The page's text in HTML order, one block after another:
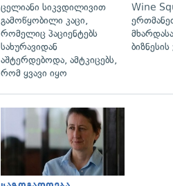
ცელიანი სიკვდილივით
გამოწყობილი კაცი,
რომელიც პაციენტებს
სახურავიდან
აშტერდებოდა, ამტკიცებს,
რომ ყვავი იყო
Wine